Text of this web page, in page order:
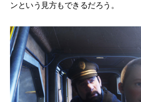
ンという見方もできるだろう。